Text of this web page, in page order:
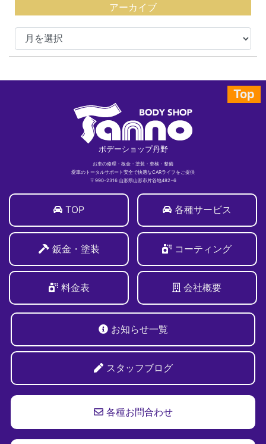
アーカイブ
Top
ボデーショップ丹野
お車の修理・板金・塗装・車検・整備
愛車のトータルサポート安全で快適なCARライフをご提供
〒990-2316 山形県山形市片谷地482−6
TOP 各種サービス
鈑金・塗装 コーティング
料金表 会社概要
お知らせ一覧
スタッフブログ
各種お問合わせ